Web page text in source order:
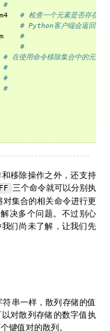
#
# 检查一个元素是否存在于
# Python客户端会返回一个
#
#
# 在使用命令移除集合中的元素
#
#
#
移除操作之外，还支持
三个命令就可以分别执
集合的相关命令进行更
决多个问题。不过别心
们尚未了解，让我们先
串一样，散列存储的值
对散列存储的数字值执
键值对的散列。